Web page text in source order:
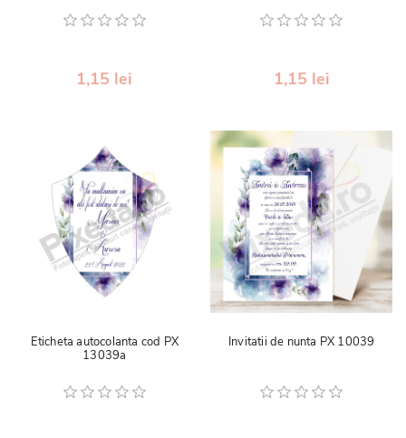
1,15 lei 1,15 lei
Eticheta autocolanta cod PX
13039a
Invitatii de nunta PX 10039